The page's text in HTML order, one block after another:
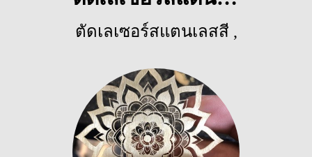
ตัดเลเซอร์สแตนเลสสี ,